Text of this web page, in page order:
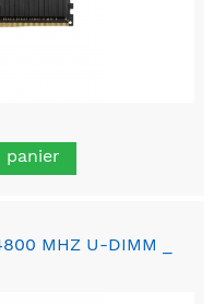
panier
MHZ U-DIMM _